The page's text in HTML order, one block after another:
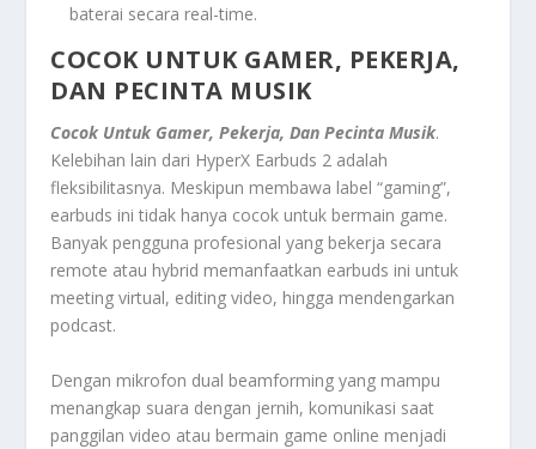
baterai secara real-time.
COCOK UNTUK GAMER, PEKERJA,
DAN PECINTA MUSIK
Cocok Untuk Gamer, Pekerja, Dan Pecinta Musik.
Kelebihan lain dari HyperX Earbuds 2 adalah
fleksibilitasnya. Meskipun membawa label “gaming”,
earbuds ini tidak hanya cocok untuk bermain game.
Banyak pengguna profesional yang bekerja secara
remote atau hybrid memanfaatkan earbuds ini untuk
meeting virtual, editing video, hingga mendengarkan
podcast.
Dengan mikrofon dual beamforming yang mampu
menangkap suara dengan jernih, komunikasi saat
panggilan video atau bermain game online menjadi